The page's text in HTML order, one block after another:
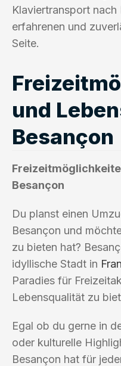
Klaviertransport nach
erfahrenen und
Seite.
und
Besançon
Besançon
Du planst einen
Besançon und
zu bieten hat?
idyllische Stadt in
Paradies für
Lebensqualität zu
Egal ob du gerne in
oder kulturelle
Besançon hat für